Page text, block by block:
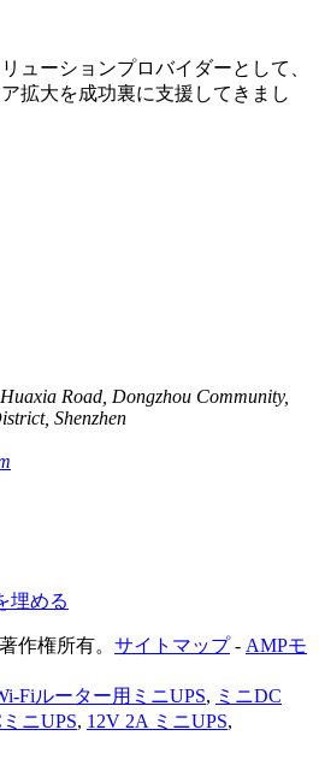
ューションプロバイダーとして、
拡大を成功裏に支援してきまし
Road, Dongzhou Community,
Shenzhen
作権所有。 サイトマップ- AMPモ
Fiルーター用ミニUPS, ミニDC
ニUPS, 12V 2A ミニUPS,